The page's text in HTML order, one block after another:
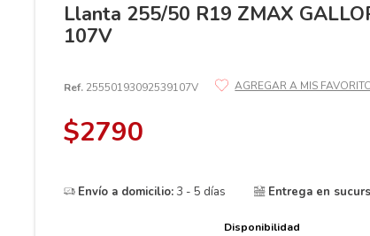
Llanta 255/50 R19 ZMAX
107V
Ref. 25550193092539107V
$2790
Envío a domicilio:3 - 5 días Entrega en
Disponibilidad